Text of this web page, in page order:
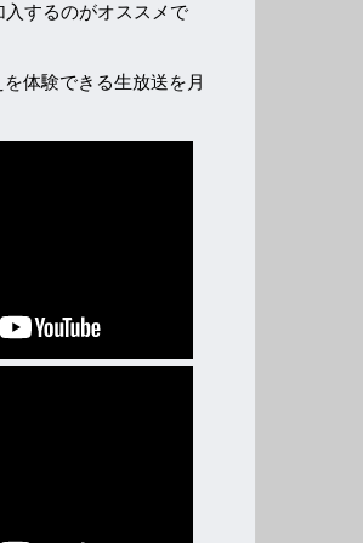
入するのがオススメで
体験できる生放送を月